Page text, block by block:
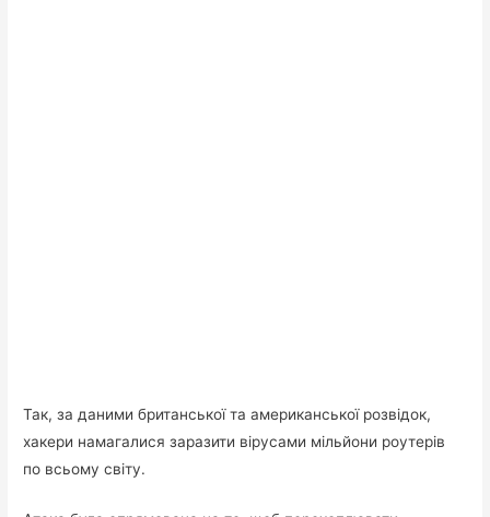
Так, за даними британської та американської розвідок,
хакери намагалися заразити вірусами мільйони роутерів
по всьому світу.